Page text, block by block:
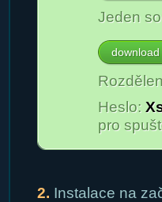
Jeden
Heslo:
pro
2. Instalace na